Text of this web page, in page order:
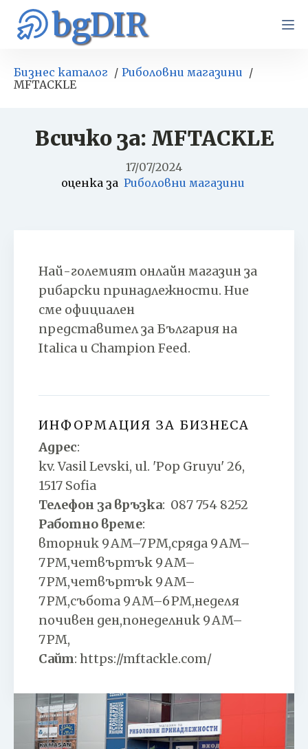
bgDIR
Бизнес каталог
Риболовни магазини
MFTACKLE
Всичко за: MFTACKLE
17/07/2024
оценка за Риболовни магазини
Най-големият онлайн магазин за
рибарски принадлежности. Hиe
cмe oфициaлeн
пpeдcтaвитeл зa Бългapия нa
Іtаlіса и Сhаmріоn Fееd.
ИНФОРМАЦИЯ ЗА БИЗНЕСА
Адрес:
kv. Vasil Levski, ul. 'Pop Gruyu' 26,
1517 Sofia
Телефон за връзка: 087 754 8252
Работно време:
вторник 9 AM–7 PM,сряда 9 AM–
7 PM,четвъртък 9 AM–
7 PM,четвъртък 9 AM–
7 PM,събота 9 AM–6 PM,неделя
почивен ден,понеделник 9 AM–
7 PM,
Сайт: https://mftackle.com/